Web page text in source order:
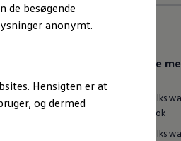
Sociale
Følg
Facebook
Følg
de besøgende
anonymt.
Hensigten er at
og dermed